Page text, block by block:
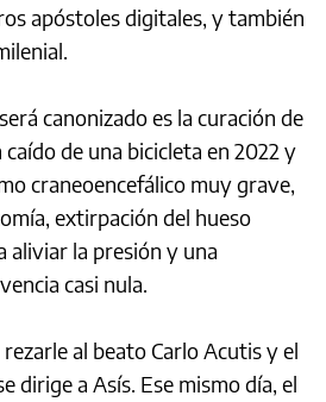
apóstoles digitales, y también
canonizado es la curación de
de una bicicleta en 2022 y
craneoencefálico muy grave,
extirpación del hueso
aliviar la presión y una
casi nula.
al beato Carlo Acutis y el
dirige a Asís. Ese mismo día, el